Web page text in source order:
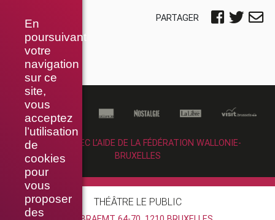
En
poursuivant
votre
navigation
sur ce
site,
vous
acceptez
l’utilisation
de
cookies
pour
vous
proposer
des
PARTAGER
RÉALISÉ AVEC L’AIDE DE LA FÉDÉRATION WALLONIE-
BRUXELLES
THÉÂTRE LE PUBLIC